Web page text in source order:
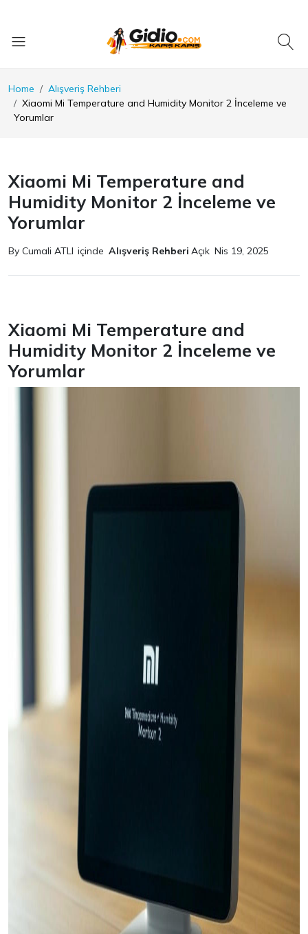
Home
Alışveriş Rehberi
Xiaomi Mi Temperature and Humidity Monitor 2 İnceleme ve
Yorumlar
Xiaomi Mi Temperature and
Humidity Monitor 2 İnceleme ve
Yorumlar
By Cumali ATLI içinde Alışveriş Rehberi Açık Nis 19, 2025
Xiaomi Mi Temperature and
Humidity Monitor 2 İnceleme ve
Yorumlar